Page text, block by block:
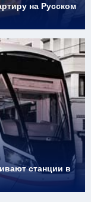
на Русском
станции в